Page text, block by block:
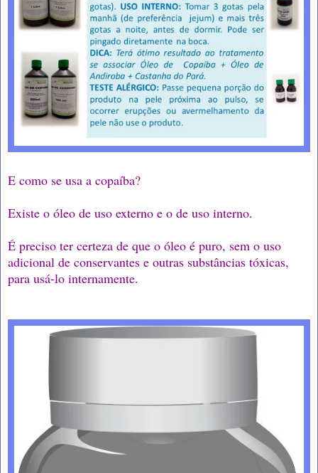
E como se usa a copaíba?
Existe o óleo de uso externo e o de uso interno.
É preciso ter certeza de que o óleo é puro, sem o uso
adicional de conservantes e outras substâncias tóxicas,
para usá-lo internamente.